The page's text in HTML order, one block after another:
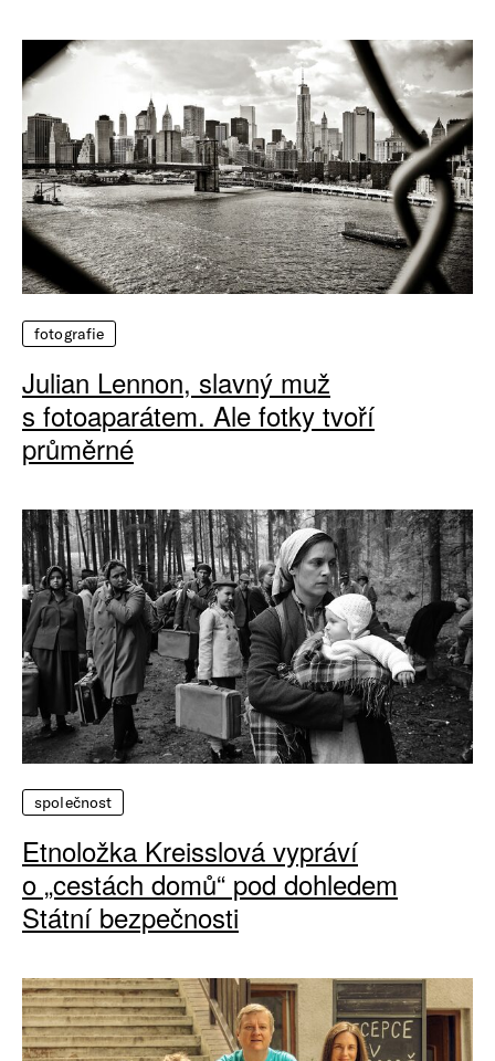
fotografie
Julian Lennon, slavný muž
s fotoaparátem. Ale fotky tvoří
průměrné
společnost
Etnoložka Kreisslová vypráví
o „cestách domů“ pod dohledem
Státní bezpečnosti